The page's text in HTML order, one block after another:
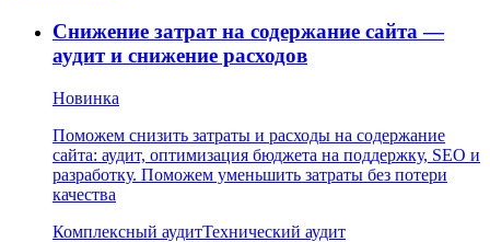
Снижение затрат на содержание сайта —
аудит и снижение расходов
Новинка
Поможем снизить затраты и расходы на содержание
сайта: аудит, оптимизация бюджета на поддержку, SEO и
разработку. Поможем уменьшить затраты без потери
качества
Комплексный аудитТехнический аудит